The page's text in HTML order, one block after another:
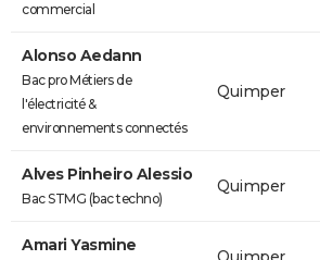
commercial
Alonso Aedann
Bac pro Métiers de
l'électricité &
environnements connectés
Quimper
Alves Pinheiro Alessio
Bac STMG (bac techno)
Quimper
Amari Yasmine